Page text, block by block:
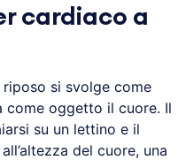
cardiaco a
riposo si svolge come
come oggetto il cuore. Il
su un lettino e il
del cuore, una